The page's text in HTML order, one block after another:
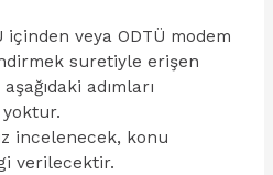
içinden veya ODTÜ modem
suretiyle erişen
aşağıdaki adımları
incelenecek, konu
verilecektir.